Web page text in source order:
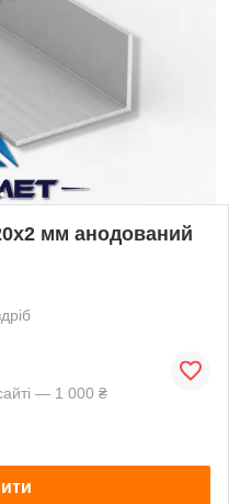
мм анодований
— 1 000 ₴